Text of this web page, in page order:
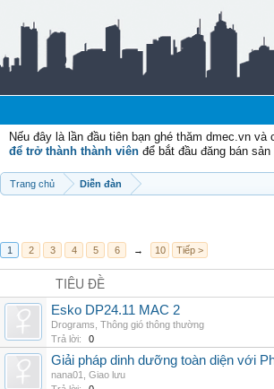
Nếu đây là lần đầu tiên bạn ghé thăm dmec.vn
để trở thành thành viên để bắt đầu đăng bán
Trang chủ Diễn đàn
1 2 3 4 5 6 → 10 Tiếp >
TIÊU ĐỀ
Esko DP24.11 MAC 2
Drograms Thông gió thông thường
Trả lời:
0
Giải pháp dinh dưỡng toàn diện với
nana01
Giao lưu